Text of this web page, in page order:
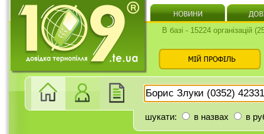
В базі - 15224 організацій
шукати: в назвах в